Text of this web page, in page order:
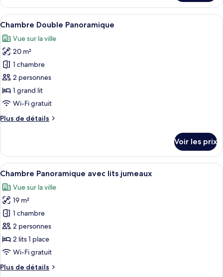
le
type
de
Chambre
Familiale
Afficher
toutes
les
photos
pour
ce
type
de
chambre :
Chambre
Une chambre d’hôtel avec un lit,
5
Chambre Double Panoramique
Vue sur la ville
20 m²
1 chambre
2 personnes
1 grand lit
Wi-Fi gratuit
Plus de détails
Plus
le
type
de
Chambre
Double
Panoramique
Voir les prix
Afficher
toutes
les
photos
pour
ce
type
de
chambre :
Chambre
Une chambre d’hôtel avec deux lits,
5
Chambre Panoramique avec lits jumeaux
Vue sur la ville
19 m²
1 chambre
2 personnes
2 lits 1 place
Wi-Fi gratuit
Plus de détails
Plus